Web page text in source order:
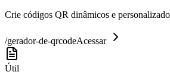
Crie códigos QR dinâmicos e
/gerador-de-qrcodeAcessar
Útil